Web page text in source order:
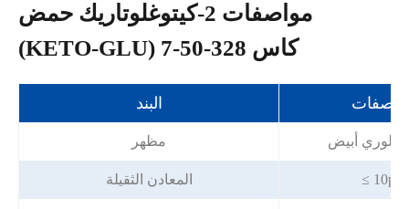
مواصفات 2-كيتوغلوتاريك حمض
(KETO-GLU) كاس 328-50-7
البند
مظهر بلوري أبيض
المعادن الثقيلة ≤